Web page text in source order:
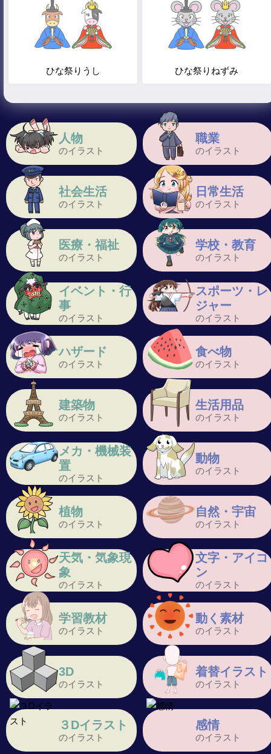
人物
のイラスト
職業
のイラスト
社会生活
のイラスト
日常生活
のイラスト
医療・福祉
のイラスト
学校・教育
のイラスト
イベント・行
事
のイラスト
スポーツ・レ
ジャー
のイラスト
ハザード
のイラスト
食べ物
のイラスト
建築物
のイラスト
生活用品
のイラスト
メカ・機械装
置
のイラスト
動物
のイラスト
植物
のイラスト
自然・宇宙
のイラスト
天気・気象現
象
のイラスト
文字・アイコ
ン
のイラスト
学習教材
のイラスト
動く素材
のイラスト
3D
のイラスト
着替イラスト
のイラスト
３Dイラスト
のイラスト
感情
のイラスト
ひな祭りうし ひな祭りねずみ